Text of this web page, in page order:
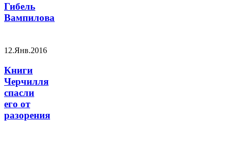
Гибель
Вампилова
12.Янв.2016
Книги
Черчилля
спасли
его от
разорения